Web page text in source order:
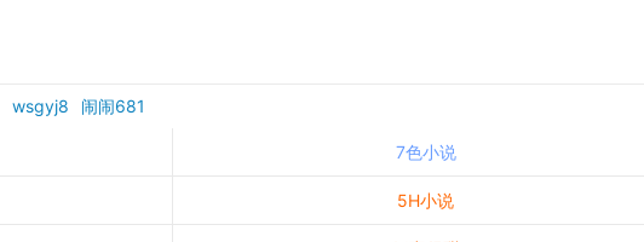
wsgyj8 闹闹681
7色小说
5H小说